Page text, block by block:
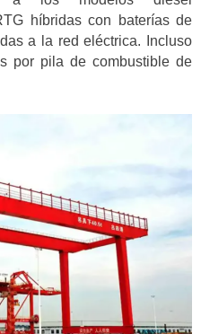
híbridas con baterías de
a la red eléctrica. Incluso
por pila de combustible de